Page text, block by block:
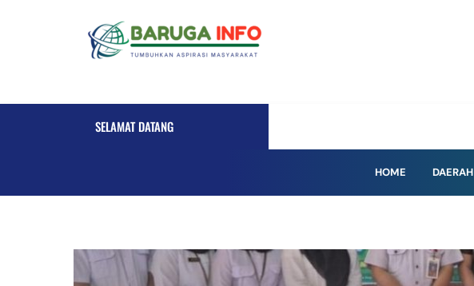
SELAMAT DATANG
HOME DAERAH